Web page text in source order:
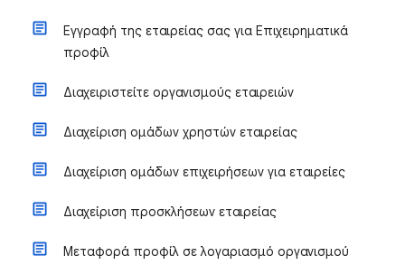
Εγγραφή της εταιρείας σας για Επιχειρηματικά
προφίλ
Διαχειριστείτε οργανισμούς εταιρειών
Διαχείριση ομάδων χρηστών εταιρείας
Διαχείριση ομάδων επιχειρήσεων για εταιρείες
Διαχείριση προσκλήσεων εταιρείας
Μεταφορά προφίλ σε λογαριασμό οργανισμού